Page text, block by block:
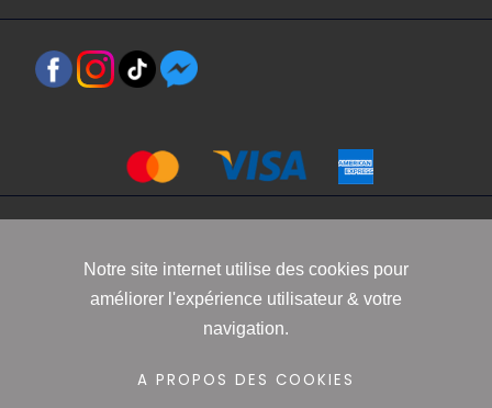
Conditions générales de vente
confidentialité
Notre site internet utilise des cookies pour
améliorer l'expérience utilisateur & votre
navigation.
A PROPOS DES COOKIES